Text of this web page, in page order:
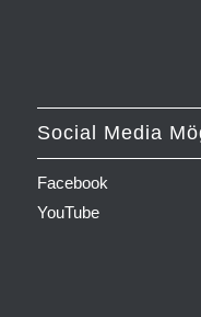
Social Media
Facebook
YouTube